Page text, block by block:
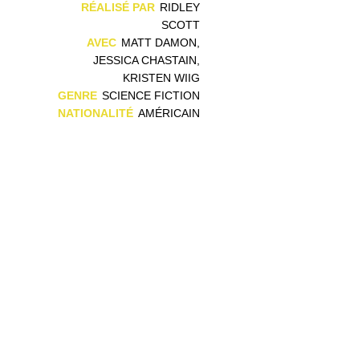
RÉALISÉ PAR RIDLEY
SCOTT
AVEC MATT DAMON,
JESSICA CHASTAIN,
KRISTEN WIIG
GENRE SCIENCE FICTION
NATIONALITÉ AMÉRICAIN